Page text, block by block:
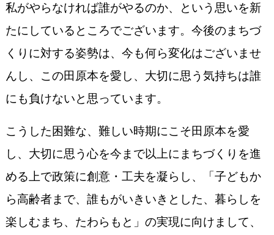
私がやらなければ誰がやるのか、という思いを新
たにしているところでございます。今後のまちづ
くりに対する姿勢は、今も何ら変化はございませ
んし、この田原本を愛し、大切に思う気持ちは誰
にも負けないと思っています。
こうした困難な、難しい時期にこそ田原本を愛
し、大切に思う心を今まで以上にまちづくりを進
める上で政策に創意・工夫を凝らし、「子どもか
ら高齢者まで、誰もがいきいきとした、暮らしを
楽しむまち、たわらもと」の実現に向けまして、